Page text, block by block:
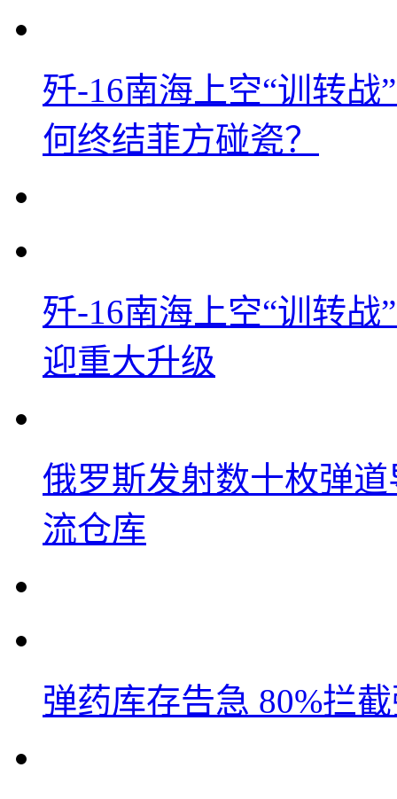
歼-16南海上空“训转
何终结菲方碰瓷？
歼-16南海上空“训转
迎重大升级
俄罗斯发射数十枚弹
流仓库
弹药库存告急 80%拦